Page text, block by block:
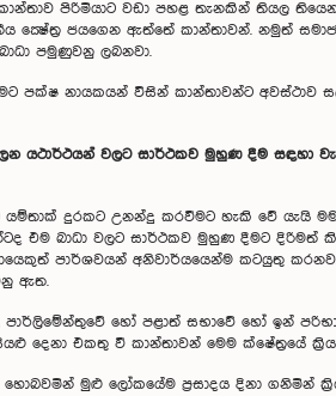
පිරිමියාට වඩා පහළ තැනකින් තියල
ක්‍ෂේත්‍ර ජයගෙන ඇත්තේ කාන්තාවන්. නමුත්
පමුණුවනු ලබනවා.
පක්ෂ නායකයන් විසින් කාන්තාවන්ට අවස්ථාව
වලට සාර්ථකව මුහුණ දීම සඳහා
දුරකට උනන්දු කරවීමට හැකි වේ යැයි
එම බාධා වලට සාර්ථකව මුහුණ දීමට දිරිමත්
පාර්ශවයන් අනිවාර්යයෙන්ම කටයුතු
ඇත.
හෝ පළාත් සභාවේ හෝ ඉන්
දෙනා එකතු වී කාන්තාවන් මෙම ක්ෂේත්‍රයේ
මුළු ලෝකයේම ප්‍රසාදය දිනා ගනිමින්